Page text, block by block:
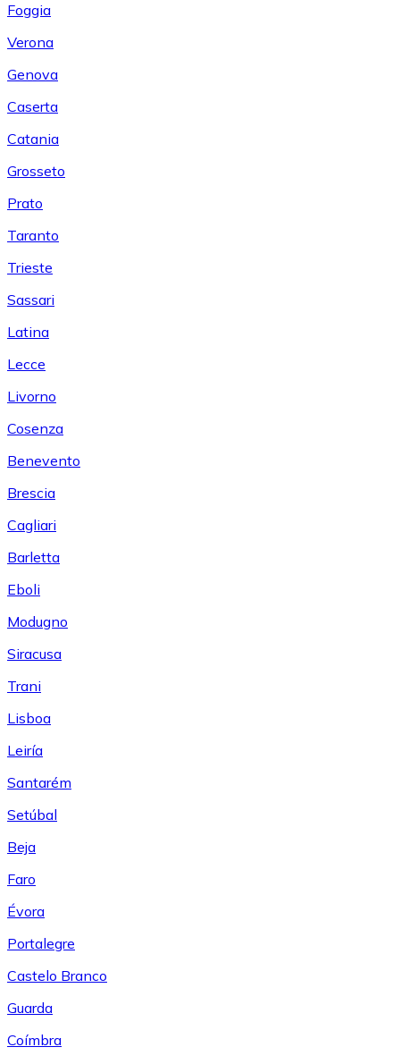
Foggia
Verona
Genova
Caserta
Catania
Grosseto
Prato
Taranto
Trieste
Sassari
Latina
Lecce
Livorno
Cosenza
Benevento
Brescia
Cagliari
Barletta
Eboli
Modugno
Siracusa
Trani
Lisboa
Leiría
Santarém
Setúbal
Beja
Faro
Évora
Portalegre
Castelo Branco
Guarda
Coímbra